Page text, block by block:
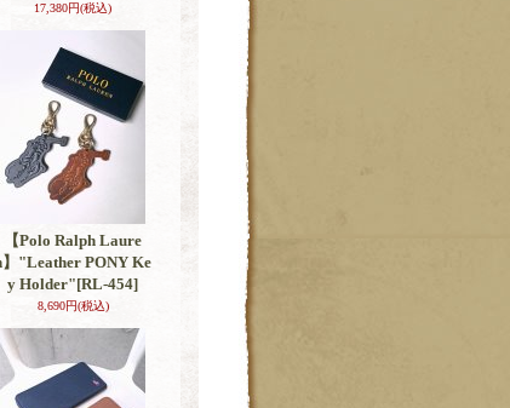
17,380円(税込)
【Polo Ralph Laure
】"Leather PONY Ke
y Holder"[RL-454]
8,690円(税込)